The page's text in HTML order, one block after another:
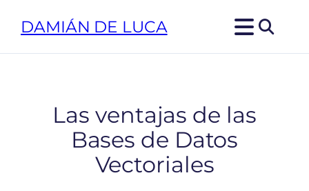
DAMIÁN DE LUCA
Las ventajas de las
Bases de Datos
Vectoriales